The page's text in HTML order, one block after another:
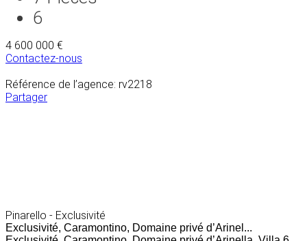
6
4 600 000 €
Contactez-nous
Référence de l’agence: rv2218
Partager
Pinarello - Exclusivité
Exclusivité, Caramontino, Domaine privé d’Arinel...